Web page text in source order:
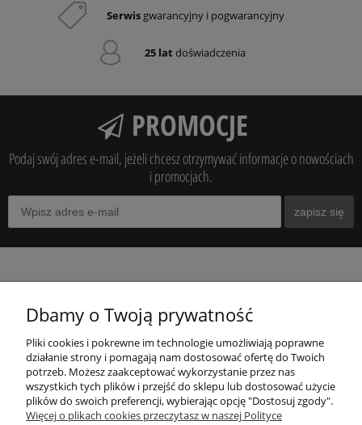
Serwisgwarancyjny i pogwarancyjny
25 lat doświadczenia
PROMOCJE
Podaj swój adres e-mail, jeżeli chcesz otrzymywać informacje o nowościach
i promocjach.
zapisz się
MOJE KONTO
INFORMACJE
Dbamy o Twoją prywatność
Pliki cookies i pokrewne im technologie umożliwiają poprawne
działanie strony i pomagają nam dostosować ofertę do Twoich
potrzeb. Możesz zaakceptować wykorzystanie przez nas
wszystkich tych plików i przejść do sklepu lub dostosować użycie
plików do swoich preferencji, wybierając opcję "Dostosuj zgody".
Więcej o plikach cookies przeczytasz w naszej Polityce